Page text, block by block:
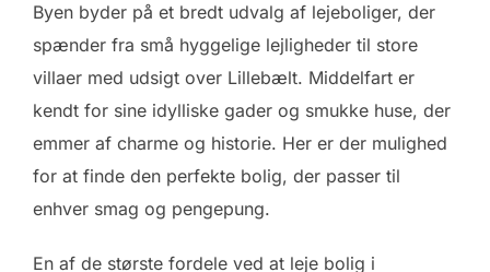
Byen byder på et bredt udvalg af lejeboliger, der
spænder fra små hyggelige lejligheder til store
villaer med udsigt over Lillebælt. Middelfart er
kendt for sine idylliske gader og smukke huse, der
emmer af charme og historie. Her er der mulighed
for at finde den perfekte bolig, der passer til
enhver smag og pengepung.
En af de største fordele ved at leje bolig i